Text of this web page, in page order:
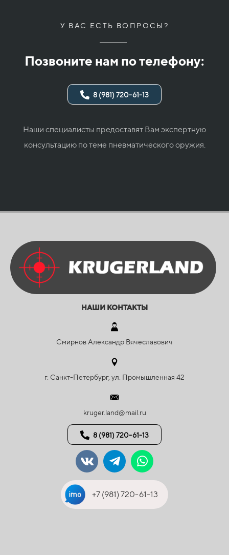
У ВАС ЕСТЬ ВОПРОСЫ?
Позвоните нам по телефону:
8 (981) 720-61-13
Наши специалисты предоставят Вам экспертную
консультацию по теме пневматического оружия.
НАШИ КОНТАКТЫ
Смирнов Александр Вячеславович
г. Санкт-Петербург, ул. Промышленная 42
kruger.land@mail.ru
8 (981) 720-61-13
+7 (981) 720-61-13